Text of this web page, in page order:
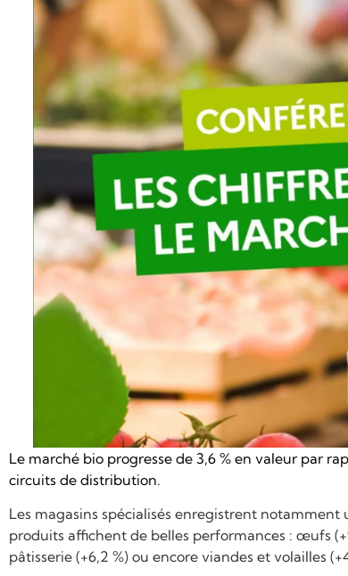
Le marché bio progresse de 3,6 % en valeur par
circuits de distribution.
Les magasins spécialisés enregistrent notamment
produits affichent de belles performances : œufs
pâtisserie (+6,2 %) ou encore viandes et volailles